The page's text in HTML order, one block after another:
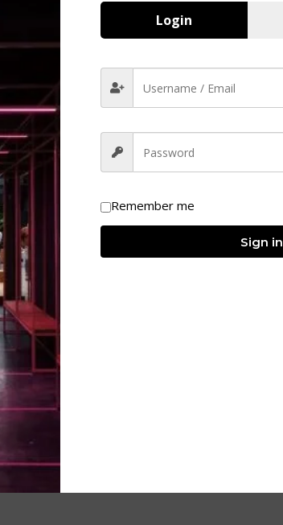
“नेटवर्क मार्केटिंग में धमाका कैसे करें?” (Bang On In
करना चाहते हैं। यह पुस्तक एक सरल सिस्टम
मार्केटिंग में सफलता के लिए आवश्यक हैं।
और ऑब्जेक्शन हैंडलिंग (आपत्तियों को संभालना) जैसे
देकर आप अपने संभावित ग्राहक को प्रभावित कर
Login
Remember me
Sign in